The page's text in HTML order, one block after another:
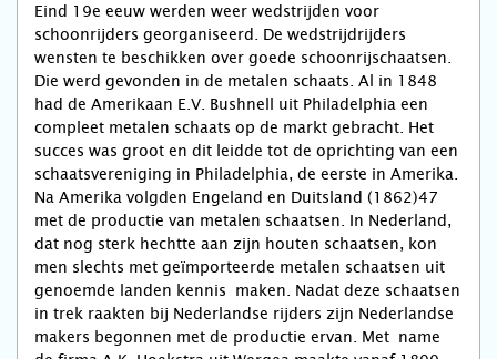
Eind 19e eeuw werden weer wedstrijden voor
schoonrijders georganiseerd. De wedstrijdrijders
wensten te beschikken over goede schoonrijschaatsen.
Die werd gevonden in de metalen schaats. Al in 1848
had de Amerikaan E.V. Bushnell uit Philadelphia een
compleet metalen schaats op de markt gebracht. Het
succes was groot en dit leidde tot de oprichting van een
schaatsvereniging in Philadelphia, de eerste in Amerika.
Na Amerika volgden Engeland en Duitsland (1862)47
met de productie van metalen schaatsen. In Nederland,
dat nog sterk hechtte aan zijn houten schaatsen, kon
men slechts met geïmporteerde metalen schaatsen uit
genoemde landen kennis maken. Nadat deze schaatsen
in trek raakten bij Nederlandse rijders zijn Nederlandse
makers begonnen met de productie ervan. Met name